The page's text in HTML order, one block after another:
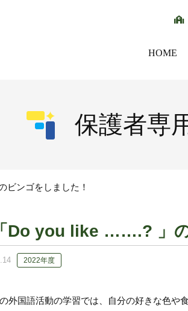
HOME
保護者専
ンゴをしました！
Do you like …….? 」の
2022年度
国語活動の学習では、自分の好きな色や